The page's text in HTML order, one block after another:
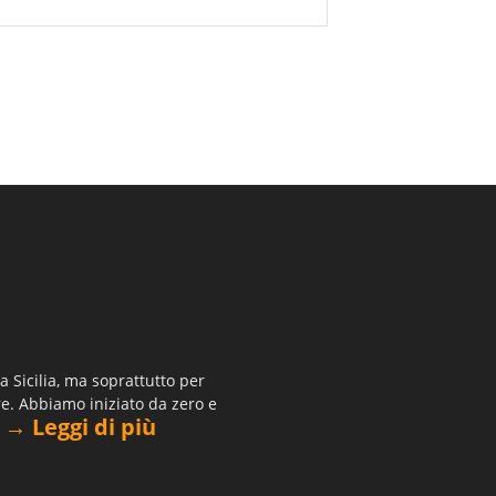
Sicilia, ma soprattutto per
Abbiamo iniziato da zero e
→ Leggi di più